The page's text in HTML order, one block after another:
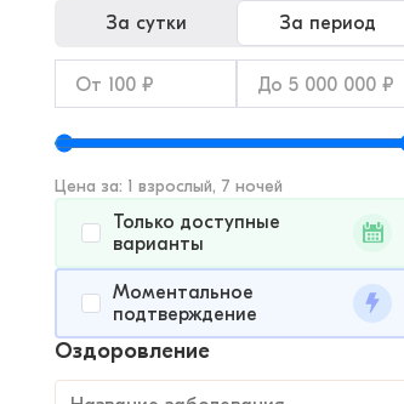
За сутки За период
Цена за: 1 взрослый, 7 ночей
Только доступные
варианты
Моментальное
подтверждение
Оздоровление